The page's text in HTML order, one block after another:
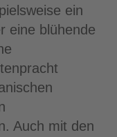
ein
eine blühende
Auch mit den